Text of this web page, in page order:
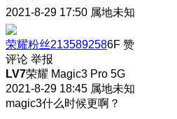
2021-8-29 17:50 属地未知
荣耀粉丝2135892586F 赞
评论 举报
LV7荣耀 Magic3 Pro 5G
2021-8-29 18:45 属地未知
magic3什么时候更啊？